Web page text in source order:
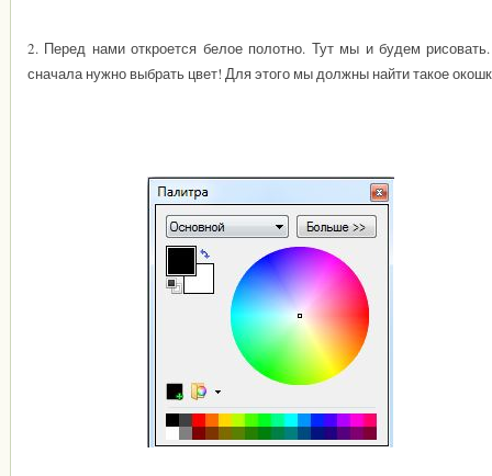
2. Перед нами откроется белое полотно. Тут мы и будем
сначала нужно выбрать цвет! Для этого мы должны найти такое